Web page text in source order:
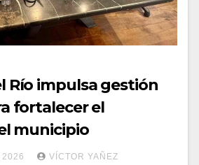
Río impulsa gestión
fortalecer el
municipio
2026 VÍCTOR YAÑEZ